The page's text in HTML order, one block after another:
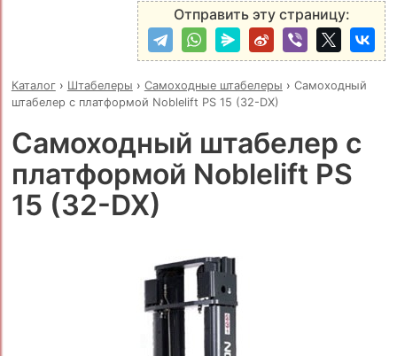
Отправить эту страницу:
Каталог› Штабелеры › Самоходные штабелеры › Самоходный
штабелер с платформой Noblelift PS 15 (32-DX)
Самоходный штабелер с
платформой Noblelift PS
15 (32-DX)